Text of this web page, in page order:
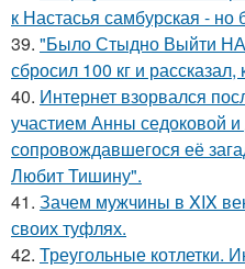
к Настасья самбурская - но
39. "Было Стыдно Выйти НА
сбросил 100 кг и
40. Интернет взорвался
участием Анны седоковой и
сопровождавшегося её
Любит Тишину".
41. Зачем мужчины в XIX
своих туфлях.
42. Треугольные котлетки.